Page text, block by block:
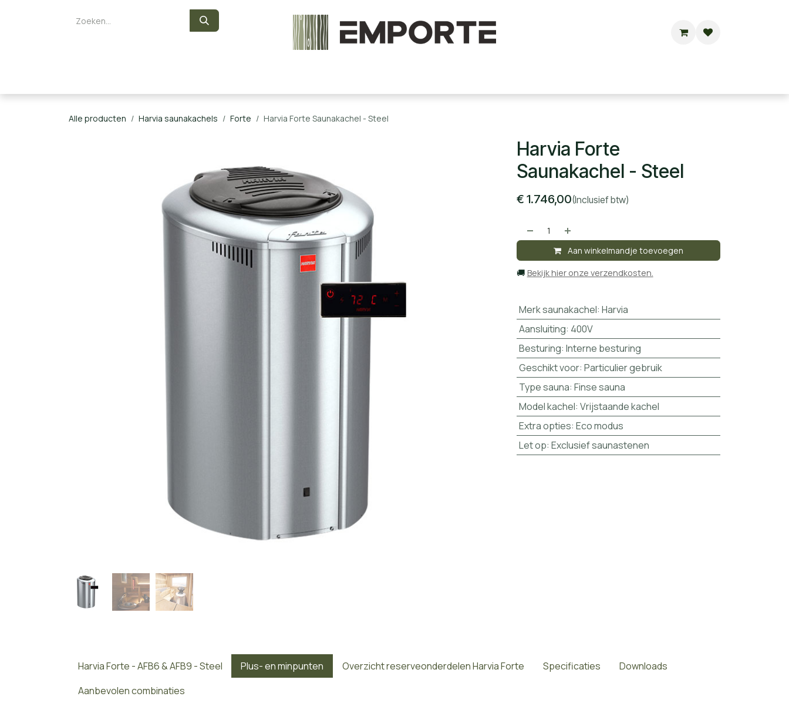
Alle producten Harvia saunakachels Forte Harvia Forte Saunakachel - Steel
Harvia Forte
Saunakachel - Steel
€ 1.746,00(Inclusief btw)
Aan winkelmandje toevoegen
🚚 Bekijk hier onze verzendkosten.
Merk saunakachel:Harvia
Aansluiting: 400V
Besturing:Interne besturing
Geschikt voor:Particulier gebruik
Type sauna:Finse sauna
Model kachel:Vrijstaande kachel
Extra opties:Eco modus
Let op:Exclusief saunastenen
Harvia Forte - AFB6 & AFB9 - Steel Plus- en minpunten Overzicht reserveonderdelen Harvia Forte Specificaties
Downloads
Aanbevolen combinaties